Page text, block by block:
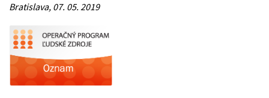
Bratislava, 07. 05. 2019